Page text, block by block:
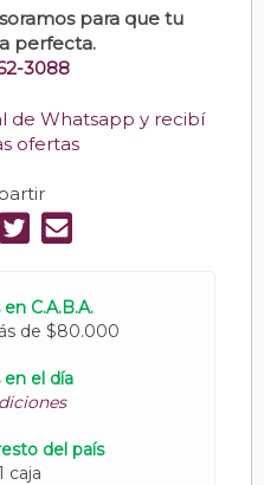
para que tu
perfecta.
3088
de Whatsapp y recibí
ofertas
C.A.B.A.
de $80.000
en el día
del país
caja